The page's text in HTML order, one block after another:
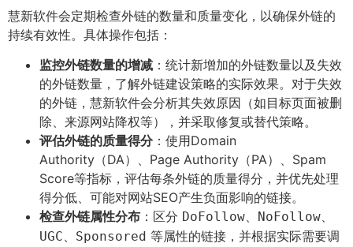
慧新软件会定期检查外链的数量和质量变化，以确保外链的
持续有效性。具体操作包括：
监控外链数量的增减 ：统计新增加的外链数量以及失效
的外链数量，了解外链建设策略的实际效果。对于失效
的外链，慧新软件会分析其失效原因（如目标页面被删
除、来源网站降权等），并采取修复或替代策略。
评估外链的质量得分：使用Domain
Authority（DA）、Page Authority（PA）、Spam
Score等指标，评估每条外链的质量得分，并优先处理
得分低、可能对网站SEO产生负面影响的链接。
检查外链属性分布 ：区分 DoFollow、 NoFollow、
UGC、 Sponsored 等属性的链接，并根据实际需要调